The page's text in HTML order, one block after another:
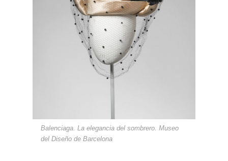
Balenciaga. La elegancia del sombrero. Museo
del Diseño de Barcelona